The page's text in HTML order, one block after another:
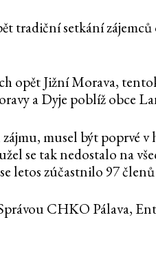
tradiční setkání
opět Jižní Morava,
a Dyje poblíž obce
musel být poprvé
se tak nedostalo na
letos zúčastnilo 97
CHKO Pálava,